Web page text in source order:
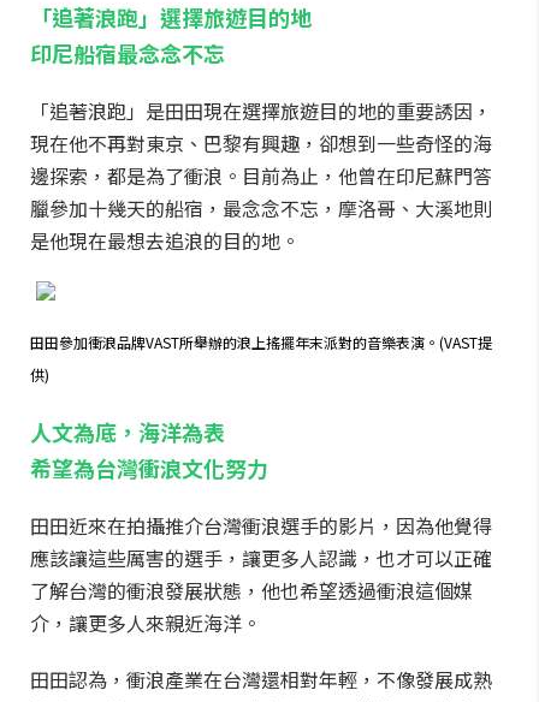
「追著浪跑」選擇旅遊目的地
印尼船宿最念念不忘
「追著浪跑」是田田現在選擇旅遊目的地的重要誘因，
現在他不再對東京、巴黎有興趣，卻想到一些奇怪的海
邊探索，都是為了衝浪。目前為止，他曾在印尼蘇門答
臘參加十幾天的船宿，最念念不忘，摩洛哥、大溪地則
是他現在最想去追浪的目的地。
田田參加衝浪品牌VAST所舉辦的浪上搖擺年末派對的音樂表演。(VAST提
供)
人文為底，海洋為表
希望為台灣衝浪文化努力
田田近來在拍攝推介台灣衝浪選手的影片，因為他覺得
應該讓這些厲害的選手，讓更多人認識，也才可以正確
了解台灣的衝浪發展狀態，他也希望透過衝浪這個媒
介，讓更多人來親近海洋。
田田認為，衝浪產業在台灣還相對年輕，不像發展成熟